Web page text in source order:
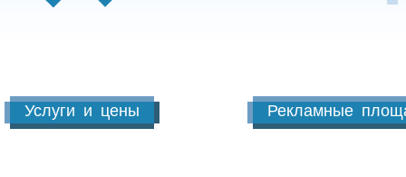
Услуги и цены Рекламные